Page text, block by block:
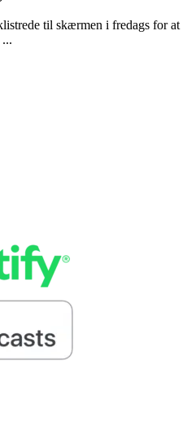
til skærmen i fredags for at